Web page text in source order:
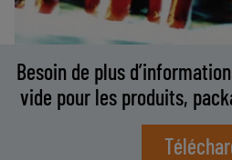
Besoin de plus
vide pour les produits,